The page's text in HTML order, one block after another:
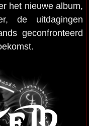
het nieuwe album,
de uitdagingen
geconfronteerd